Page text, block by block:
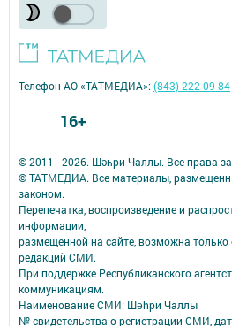
© 2011 - 2026. Шәһри Чаллы. Все права
© ТАТМЕДИА. Все материалы,
законом.
Перепечатка, воспроизведение и
информации,
размещенной на сайте, возможна только
редакций СМИ.
При поддержке Республиканского
коммуникациям.
Наименование СМИ: Шəhри Чаллы
№ свидетельства о регистрации СМИ,
Телефон АО «ТАТМЕДИА»:(843) 222 09 84
16+